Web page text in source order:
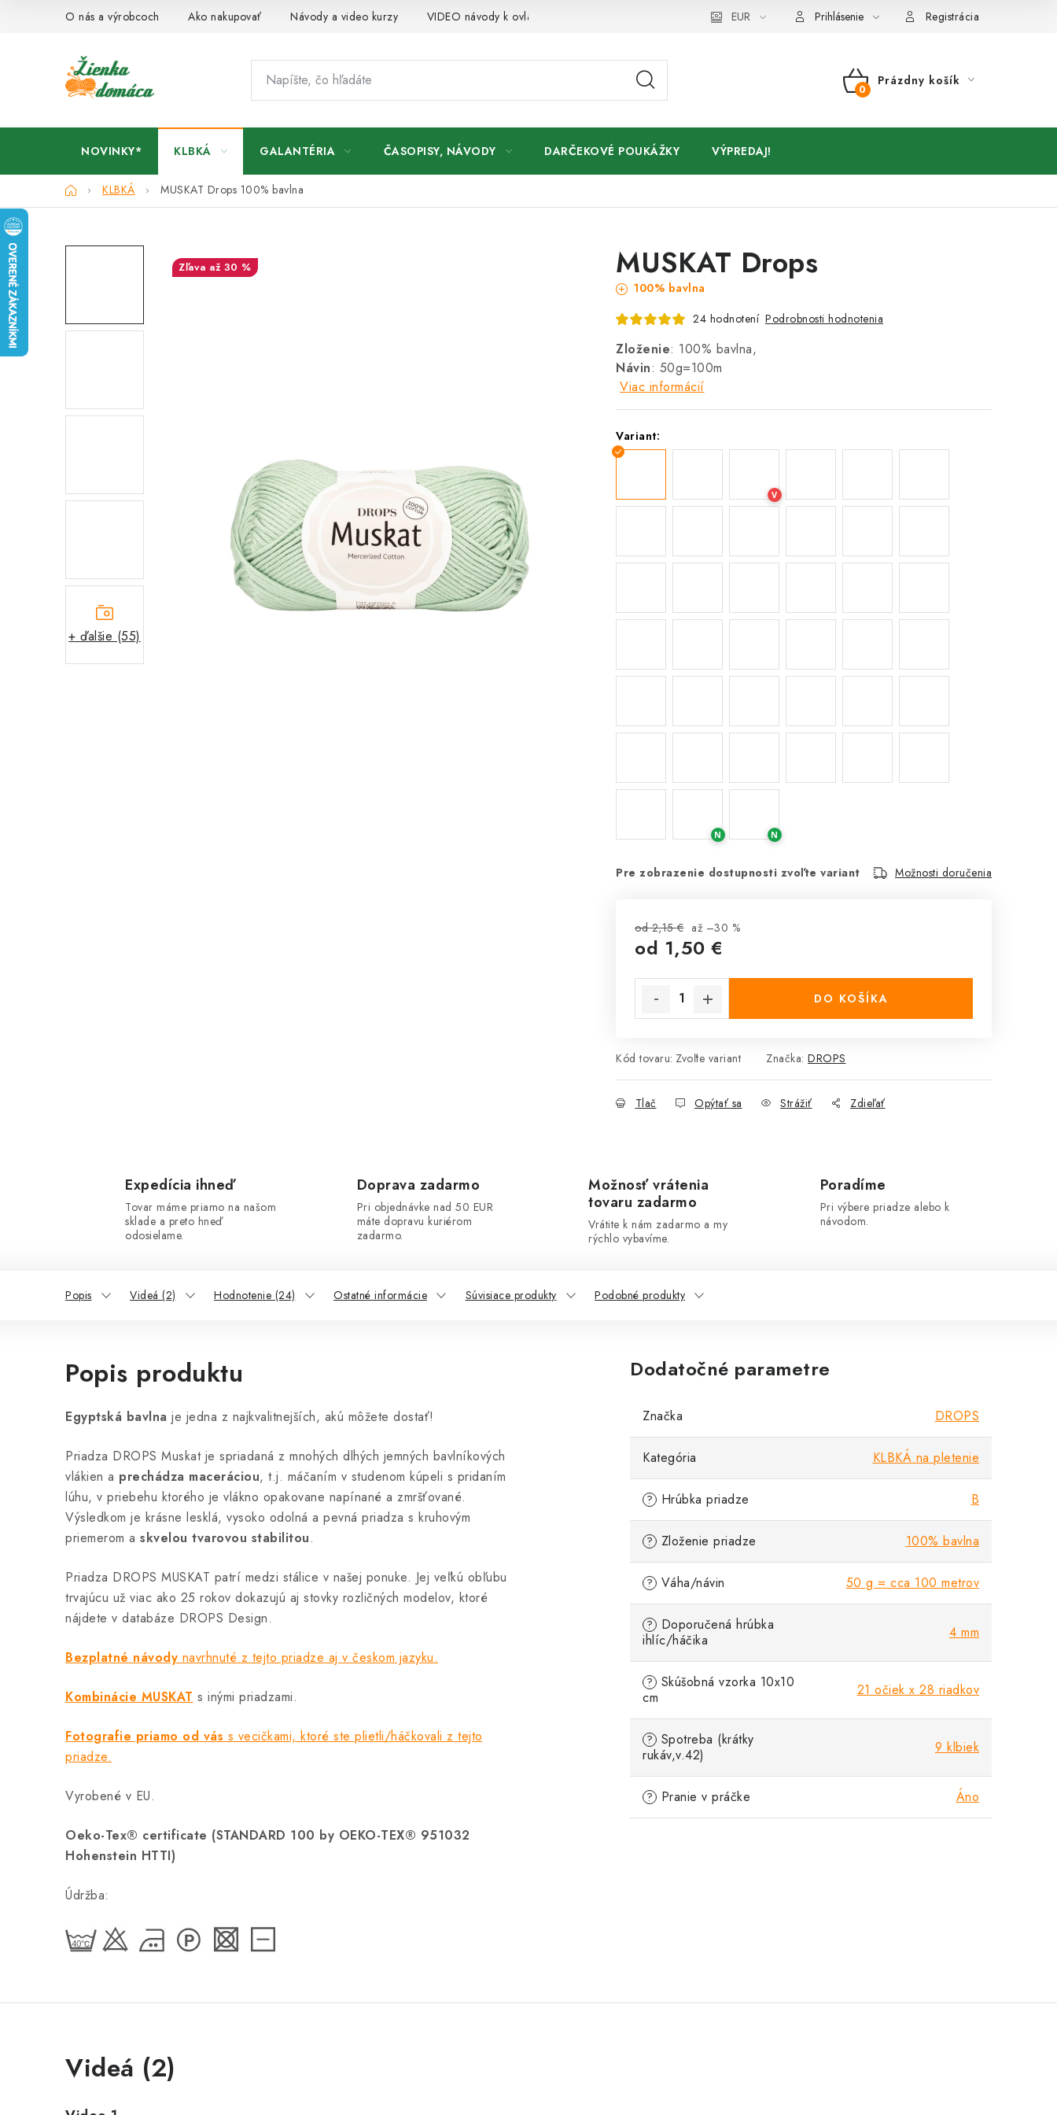
O nás a výrobcoch Ako nakupovať Návody a video kurzy VIDEO návody k ovládaniu e-shopu KontaktyEUR Prihlásenie Registrácia
NÁKUPNÝ
Prázdny košík
NOVINKY* KLBKÁ GALANTÉRIA ČASOPISY, NÁVODY DARČEKOVÉ POUKÁŽKY VÝPREDAJ!
DomovKLBKÁ MUSKAT Drops 100% bavlna
+ ďalšie (55)
MUSKAT Drops
100% bavlna
24 hodnotení Podrobnosti hodnotenia
Zloženie: 100% bavlna,
Návin: 50g=100m
Viac informácií
Variant:
V
N N
Pre zobrazenie dostupnosti zvoľte variant Možnosti doručenia
od 2,15 € až –30 %
od 1,50 €
DO KOŠÍKA
Kód tovaru: Zvoľte variant Značka: DROPS
Tlač Opýtať sa Strážiť Zdieľať
až 30 %
Expedícia ihneď
Tovar máme priamo na našom
sklade a preto hneď
odosielame.
Doprava zadarmo
Pri objednávke nad 50 EUR
máte dopravu kuriérom
zadarmo.
Možnosť vrátenia
tovaru zadarmo
Vrátite k nám zadarmo a my
rýchlo vybavíme.
Poradíme
Pri výbere priadze alebo k
návodom.
Popis Videá (2) Hodnotenie (24) Ostatné informácie Súvisiace produkty Podobné produkty
Popis produktu
Egyptská bavlna je jedna z najkvalitnejších, akú môžete dostať!
Priadza DROPS Muskat je spriadaná z mnohých dlhých jemných bavlníkových
vlákien a prechádza maceráciou, t.j. máčaním v studenom kúpeli s pridaním
lúhu, v priebehu ktorého je vlákno opakovane napínané a zmršťované.
Výsledkom je krásne lesklá, vysoko odolná a pevná priadza s kruhovým
priemerom a skvelou tvarovou stabilitou.
Priadza DROPS MUSKAT patrí medzi stálice v našej ponuke. Jej veľkú obľubu
trvajúcu už viac ako 25 rokov dokazujú aj stovky rozličných modelov, ktoré
nájdete v databáze DROPS Design.
Bezplatné návody navrhnuté z tejto priadze aj v českom jazyku.
Kombinácie MUSKAT s inými priadzami.
Fotografie priamo od vás s vecičkami, ktoré ste plietli/háčkovali z tejto
priadze.
Vyrobené v EU.
Oeko-Tex® certificate (STANDARD 100 by OEKO-TEX® 951032
Hohenstein HTTI)
Údržba:
Dodatočné parametre
Značka DROPS
Kategória KLBKÁ na pletenie
? Hrúbka priadze B
? Zloženie priadze 100% bavlna
? Váha/návin 50 g = cca 100 metrov
? Doporučená hrúbka
ihlíc/háčika
4 mm
? Skúšobná vzorka 10x10
cm
21 očiek x 28 riadkov
? Spotreba (krátky
rukáv,v.42)
9 klbiek
? Pranie v práčke Áno
Videá (2)